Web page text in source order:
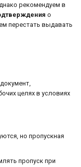
рекомендуем в
о
перестать выдавать
целях в условиях
но пропускная
пропуск при